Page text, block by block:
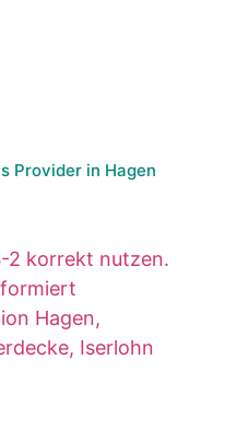
Provider in Hagen